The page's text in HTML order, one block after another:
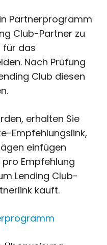
Partnerprogramm
Club-Partner zu
für das
Nach Prüfung
Club diesen
erhalten Sie
Empfehlungslink,
einfügen
pro Empfehlung
Lending Club-
kauft.